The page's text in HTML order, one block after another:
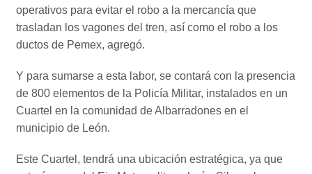
operativos para evitar el robo a la mercancía que
trasladan los vagones del tren, así como el robo a los
ductos de Pemex, agregó.
Y para sumarse a esta labor, se contará con la presencia
de 800 elementos de la Policía Militar, instalados en un
Cuartel en la comunidad de Albarradones en el
municipio de León.
Este Cuartel, tendrá una ubicación estratégica, ya que